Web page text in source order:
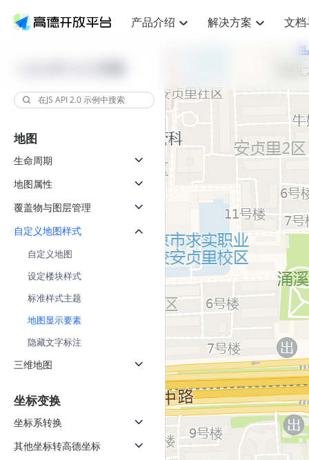
产品介绍
高德开放平台产品介绍 鸿蒙星河版定位SDK HOT
鸿蒙星河版定位SDK
HOT
位置、周边、行政区、ID等查询接口
API
JS
定位
基于LBS的定位服务
API
地理/逆地理编码
位置名称与经纬度之间转换服务
JS Android iOS
虚拟空间围栏服务
Android iOS
天气查询
查询目标区域当前/未来天气
智能硬件定位
通过基站、Wifi获取位置信息
鸿蒙
轻松地
路线
提供步
猎鹰
API
货车
专业的
API
智能
物流
提供智
公交
查询
交通
解决方案
提供各行业LBS解决方案
智能手表 NEW
提供智能守护与运动出行解决方案
智能眼镜 NEW
智能眼镜实时导航及智慧出行解决方案
世界地图 NEW
面向开发者提供全球范围内LBS服务
智能两轮车 NEW
合规精确的两轮车场景导航
手机银行 NEW
网
提
优
出
提
到
上
文档
高德开放平台开发文档与
服务支持
查看全部文档
Web基础服务API
Web高级服务API
物流服务API
猎鹰服务 API
JS API
数据可视化
地图组件
URI API
地铁图 JS
开放平台产品定价 产品定价
技术服务许可
GeoHUB自定义地图
GeoHUB数据中心
高级能力
企业智图
云图市场
热门推荐
Android定位
Android定位问
浏览器定位 JS API提供
逆地理编码
自定义地图 7大类44种地图
商业授权相关问
地图
生命周期
地图属性
覆盖物与图层管理
自定义地图样式
自定义地图
设定楼块样式
标准样式主题
地图显示要素
隐藏文字标注
三维地图
坐标变换
坐标系转换
其他坐标转高德坐标